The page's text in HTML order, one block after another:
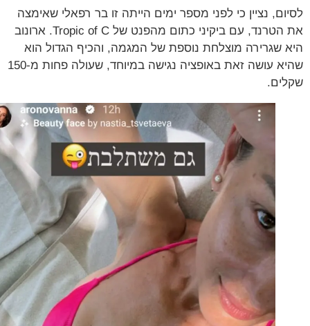
נציין כי לפני מספר ימים הייתה זו בר רפאלי שאימצה
את הטרנד, עם ביקיני כתום מהפנט של Tropic of C. ארונוב
שגרירה מוצלחת נוספת של המגמה, והכיף הגדול הוא
שהיא עושה זאת באופציה נגישה במיוחד, שעולה פחות מ-150